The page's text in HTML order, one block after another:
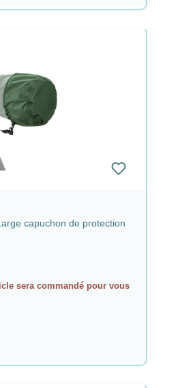
capuchon de protection
sera commandé pour vous